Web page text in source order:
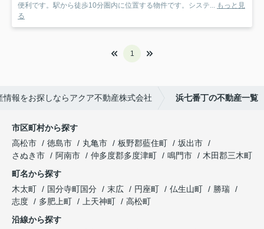
便利です。駅から徒歩10分圏内に位置する物件です。システ... もっと見
る
1
情報をお探しならアクア不動産株式会社 浜七番丁の不動産一覧
市区町村から探す
高松市
徳島市 丸亀市 板野郡藍住町
坂出市
さぬき市
阿南市 仲多度郡多度津町 鳴門市
木田郡三木町
町名から探す
木太町
国分寺町国分 末広 円座町 仏生山町
勝瑞
志度
多肥上町 上天神町
高松町
沿線から探す